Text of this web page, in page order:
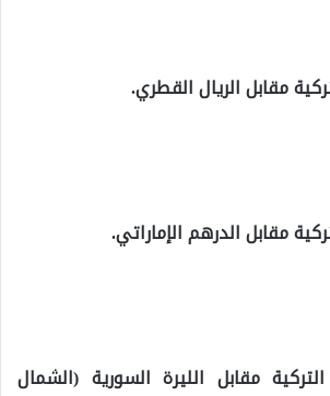
مقابل الريال القطري.
مقابل الدرهم الإماراتي.
مقابل الليرة السورية (الشمال